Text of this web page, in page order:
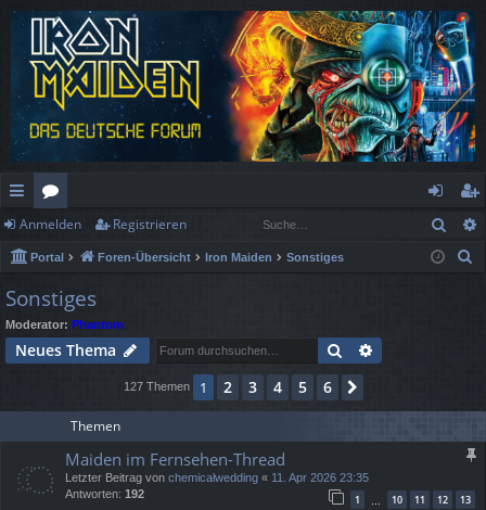
ch
ne
llz
ug
rif
or
en
n
m
eg
ist
Anmelden Registrieren
Portal Foren-Übersicht Iron Maiden Sonstiges
Sonstiges
Moderator: Phantom
Neues Thema Suche
127 Themen 1 2 3 4 5 6
Themen
Maiden im Fernsehen-Thread
Letzter Beitrag von chemicalwedding « 11. Apr 2026 23:35
Antworten: 192 1 10 11 12 13